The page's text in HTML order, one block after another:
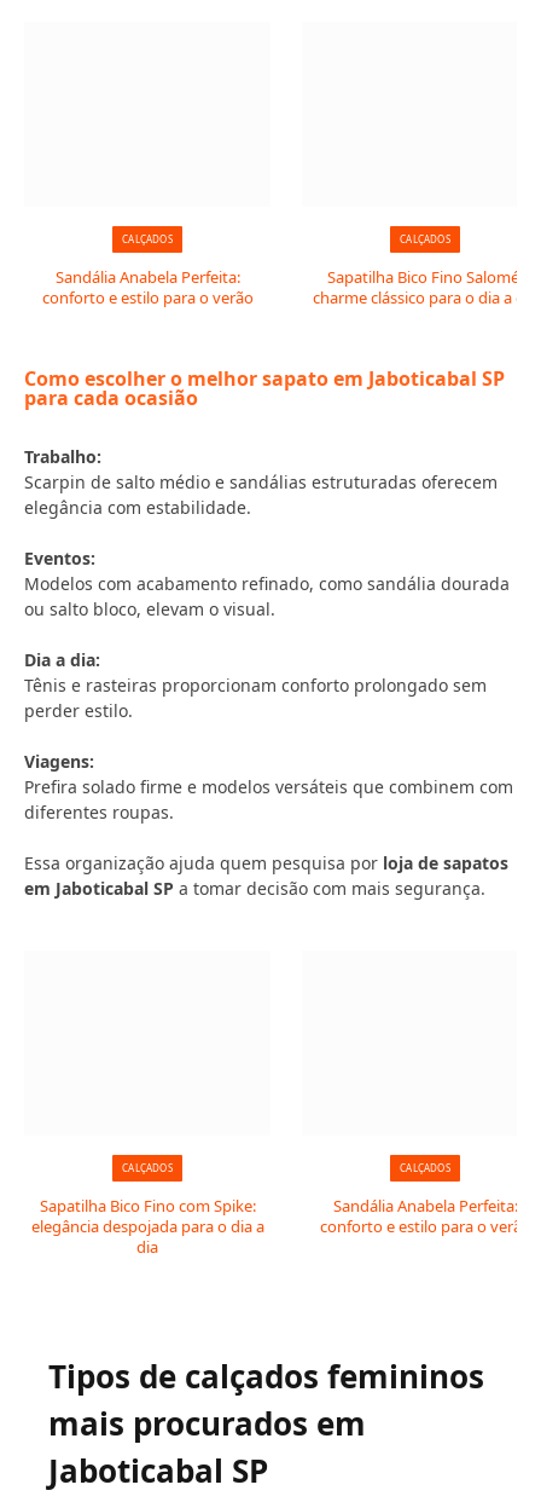
CALÇADOS
Sandália Anabela Perfeita:
conforto e estilo para o verão
CALÇADOS
Sapatilha Bico Fino Salomé:
charme clássico para o dia a dia
Como escolher o melhor sapato em Jaboticabal SP
para cada ocasião
Trabalho:
Scarpin de salto médio e sandálias estruturadas oferecem
elegância com estabilidade.
Eventos:
Modelos com acabamento refinado, como sandália dourada
ou salto bloco, elevam o visual.
Dia a dia:
Tênis e rasteiras proporcionam conforto prolongado sem
perder estilo.
Viagens:
Prefira solado firme e modelos versáteis que combinem com
diferentes roupas.
Essa organização ajuda quem pesquisa por loja de sapatos
em Jaboticabal SP a tomar decisão com mais segurança.
CALÇADOS
Sapatilha Bico Fino com Spike:
elegância despojada para o dia a
dia
CALÇADOS
Sandália Anabela Perfeita:
conforto e estilo para o verão
Tipos de calçados femininos
mais procurados em
Jaboticabal SP